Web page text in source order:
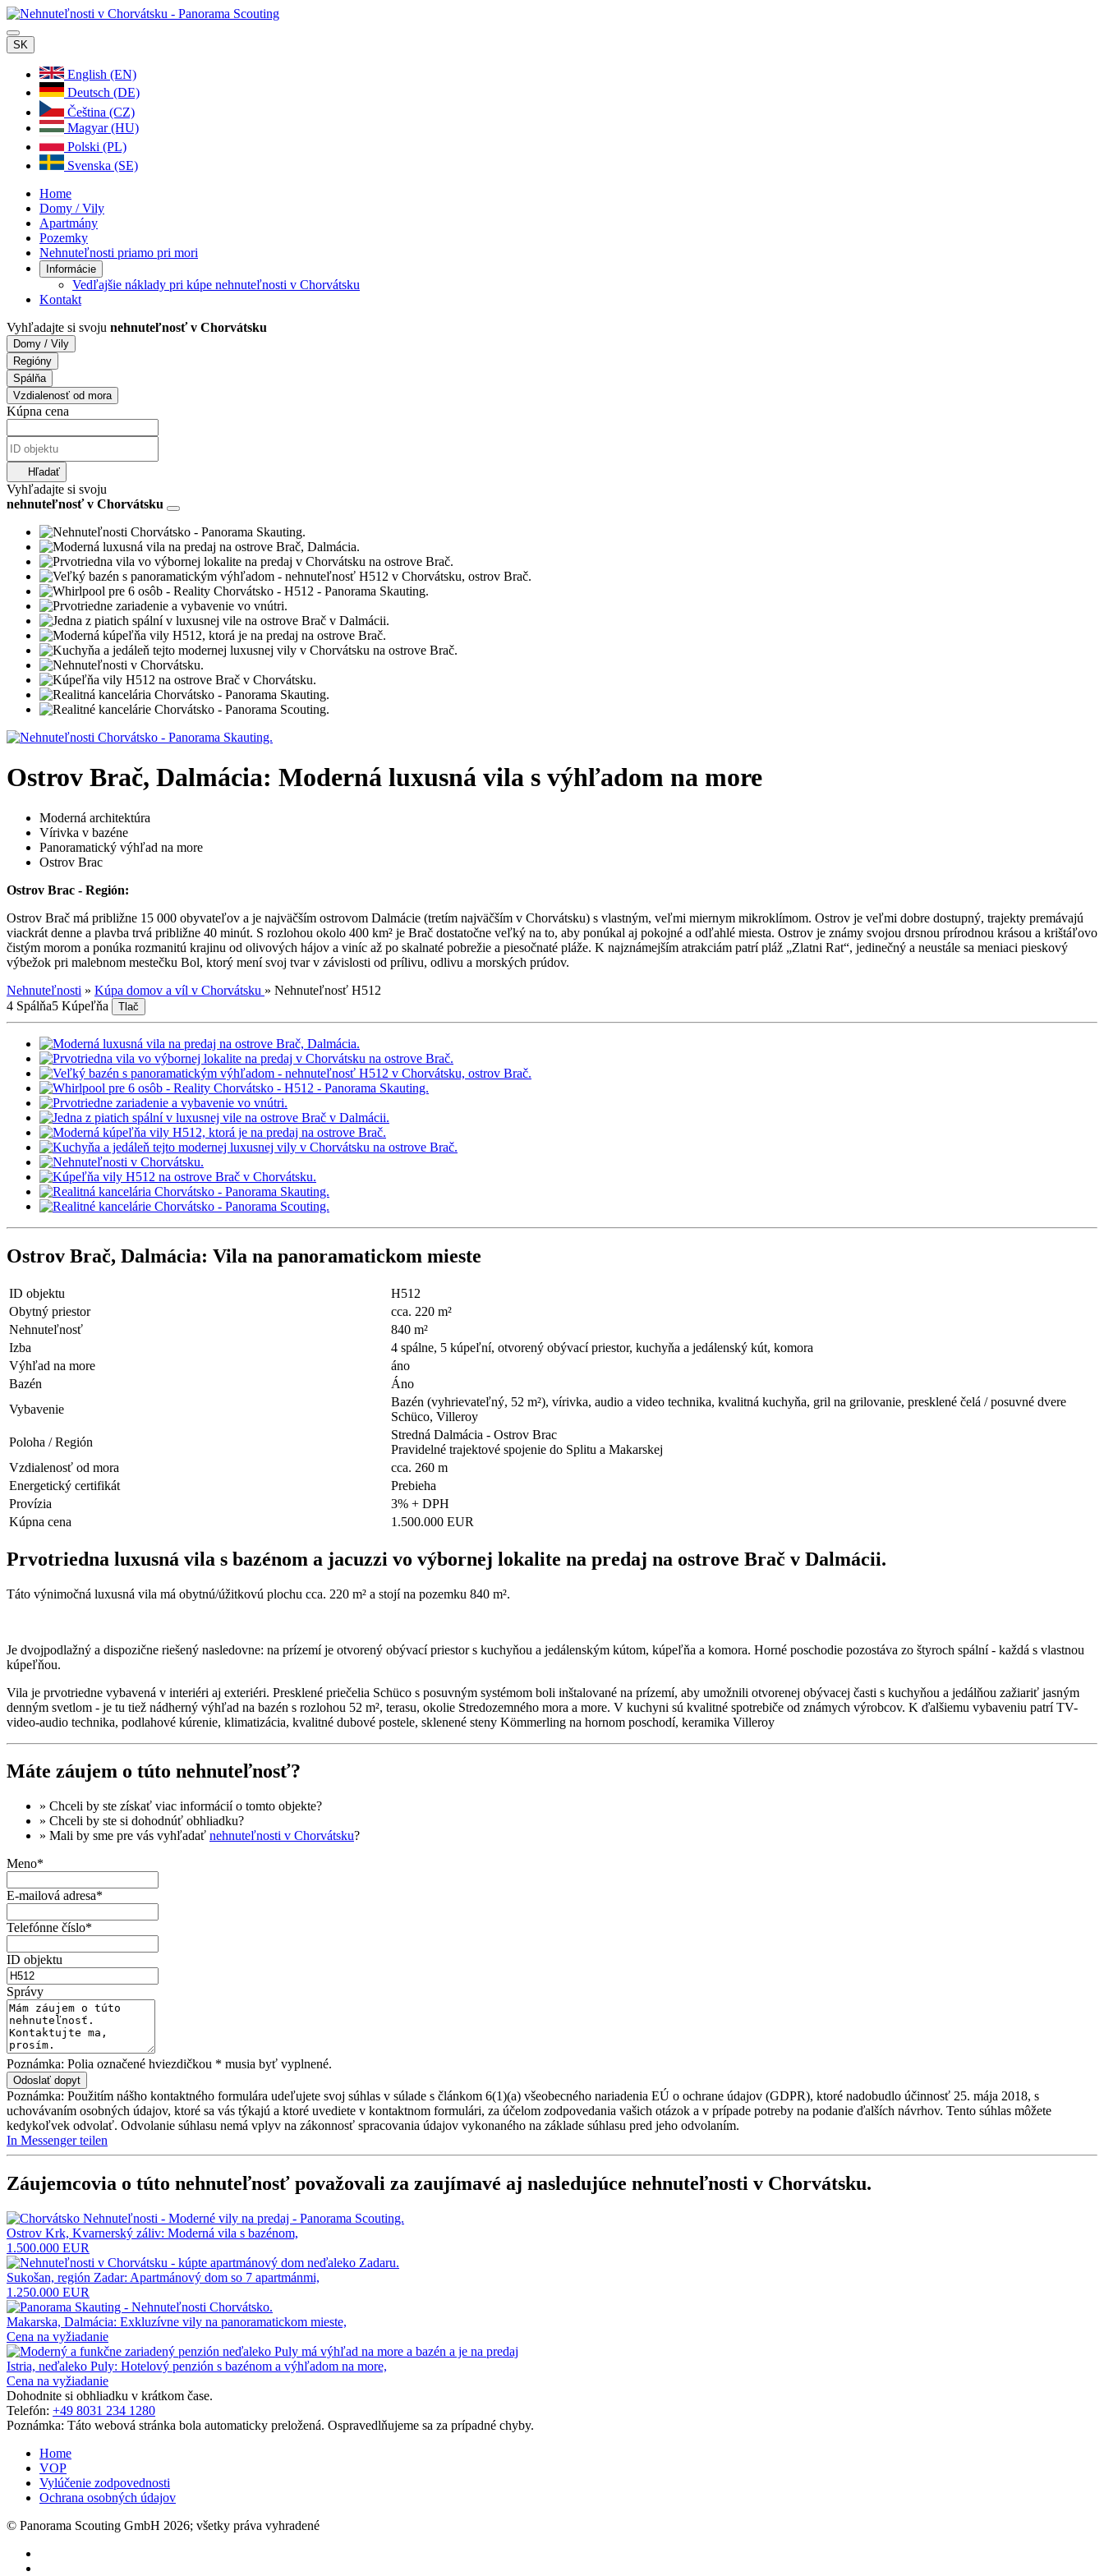
SK
English (EN)
Deutsch (DE)
Čeština (CZ)
Magyar (HU)
Polski (PL)
Svenska (SE)
Home
Domy / Vily
Apartmány
Pozemky
Nehnuteľnosti priamo pri mori
Informácie
Vedľajšie náklady pri kúpe nehnuteľnosti v Chorvátsku
Kontakt
Vyhľadajte si svoju nehnuteľnosť v Chorvátsku
Domy / Vily
Regióny
Spálňa
Vzdialenosť od mora
Kúpna cena
Hľadať
Vyhľadajte si svoju
nehnuteľnosť v Chorvátsku
Ostrov Brač, Dalmácia: Moderná luxusná vila s výhľadom na more
Moderná architektúra
Vírivka v bazéne
Panoramatický výhľad na more
Ostrov Brac
Ostrov Brac - Región:
Ostrov Brač má približne 15 000 obyvateľov a je najväčším ostrovom Dalmácie (tretím najväčším v Chorvátsku) s vlastným, veľmi miernym mikroklímom. Ostrov je veľmi dobre dostupný, trajekty premávajú
viackrát denne a plavba trvá približne 40 minút. S rozlohou okolo 400 km² je Brač dostatočne veľký na to, aby ponúkal aj pokojné a odľahlé miesta. Ostrov je známy svojou drsnou prírodnou krásou a krištáľovo
čistým morom a ponúka rozmanitú krajinu od olivových hájov a viníc až po skalnaté pobrežie a piesočnaté pláže. K najznámejším atrakciám patrí pláž „Zlatni Rat“, jedinečný a neustále sa meniaci pieskový
výbežok pri malebnom mestečku Bol, ktorý mení svoj tvar v závislosti od prílivu, odlivu a morských prúdov.
Nehnuteľnosti » Kúpa domov a víl v Chorvátsku » Nehnuteľnosť H512
4 Spálňa5 Kúpeľňa Tlač
Ostrov Brač, Dalmácia: Vila na panoramatickom mieste
ID objektu
H512
Obytný priestor
cca. 220 m²
Nehnuteľnosť
840 m²
Izba
4 spálne, 5 kúpeľní, otvorený obývací priestor, kuchyňa a jedálenský kút, komora
Výhľad na more
áno
Bazén
Áno
Vybavenie
Bazén (vyhrievateľný, 52 m²), vírivka, audio a video technika, kvalitná kuchyňa, gril na grilovanie, presklené čelá / posuvné dvere
Schüco, Villeroy
Poloha / Región
Stredná Dalmácia - Ostrov Brac
Pravidelné trajektové spojenie do Splitu a Makarskej
Vzdialenosť od mora
cca. 260 m
Energetický certifikát
Prebieha
Provízia
3% + DPH
Kúpna cena
1.500.000 EUR
Prvotriedna luxusná vila s bazénom a jacuzzi vo výbornej lokalite na predaj na ostrove Brač v Dalmácii.
Táto výnimočná luxusná vila má obytnú/úžitkovú plochu cca. 220 m² a stojí na pozemku 840 m².
Je dvojpodlažný a dispozične riešený nasledovne: na prízemí je otvorený obývací priestor s kuchyňou a jedálenským kútom, kúpeľňa a komora. Horné poschodie pozostáva zo štyroch spální - každá s vlastnou
kúpeľňou.
Vila je prvotriedne vybavená v interiéri aj exteriéri. Presklené priečelia Schüco s posuvným systémom boli inštalované na prízemí, aby umožnili otvorenej obývacej časti s kuchyňou a jedálňou zažiariť jasným
denným svetlom - je tu tiež nádherný výhľad na bazén s rozlohou 52 m², terasu, okolie Stredozemného mora a more. V kuchyni sú kvalitné spotrebiče od známych výrobcov. K ďalšiemu vybaveniu patrí TV-
video-audio technika, podlahové kúrenie, klimatizácia, kvalitné dubové postele, sklenené steny Kömmerling na hornom poschodí, keramika Villeroy
Máte záujem o túto nehnuteľnosť?
» Chceli by ste získať viac informáciío tomto objekte?
» Chceli by ste si dohodnúť obhliadku?
» Mali by sme pre vás vyhľadať nehnuteľnosti v Chorvátsku?
Meno*
E-mailová adresa*
Telefónne číslo*
ID objektu
Správy
Poznámka: Polia označené hviezdičkou * musia byť vyplnené.
Poznámka: Použitím nášho kontaktného formulára udeľujete svoj súhlas v súlade s článkom 6(1)(a) všeobecného nariadenia EÚ o ochrane údajov (GDPR), ktoré nadobudlo účinnosť 25. mája 2018, s
uchovávaním osobných údajov, ktoré sa vás týkajú a ktoré uvediete v kontaktnom formulári, za účelom zodpovedania vašich otázok a v prípade potreby na podanie ďalších návrhov. Tento súhlas môžete
kedykoľvek odvolať. Odvolanie súhlasu nemá vplyv na zákonnosť spracovania údajov vykonaného na základe súhlasu pred jeho odvolaním.
In Messenger teilen
Záujemcovia o túto nehnuteľnosť považovali za zaujímavé aj nasledujúce nehnuteľnosti v Chorvátsku.
Ostrov Krk, Kvarnerský záliv: Moderná vila s bazénom,
1.500.000 EUR
Sukošan, región Zadar: Apartmánový dom so 7 apartmánmi,
1.250.000 EUR
Makarska, Dalmácia: Exkluzívne vily na panoramatickom mieste,
Cena na vyžiadanie
Istria, neďaleko Puly: Hotelový penzión s bazénom a výhľadom na more,
Cena na vyžiadanie
Dohodnite si obhliadku v krátkom čase.
Telefón: +49 8031 234 1280
Poznámka: Táto webová stránka bola automaticky preložená. Ospravedlňujeme sa za prípadné chyby.
Home
VOP
Vylúčenie zodpovednosti
Ochrana osobných údajov
© Panorama Scouting GmbH 2026; všetky práva vyhradené